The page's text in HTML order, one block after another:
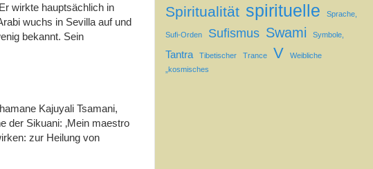
wirkte hauptsächlich in
wuchs in Sevilla auf und
bekannt. Sein
Kajuyali Tsamani,
der Sikuani: ‚Mein maestro
zur Heilung von
Spiritualität spirituelle Sprache,
Sufi-Orden Sufismus Swami Symbole,
Tantra Tibetischer Trance V
Weibliche
„kosmisches